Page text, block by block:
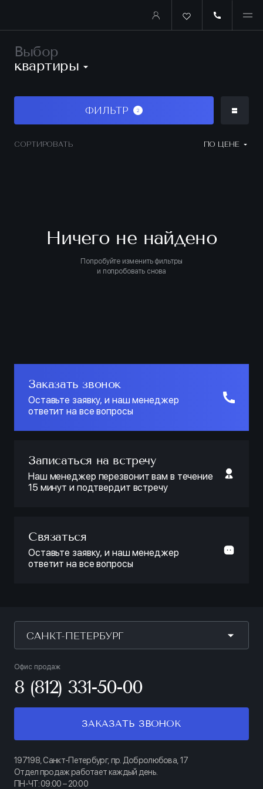
Выбор
квартиры
СОРТИРОВАТЬ ПО ЦЕНЕ
ФИЛЬТР 2
Ничего не найдено
Попробуйте изменить фильтры
и попробовать снова
Заказать звонок
Оставьте заявку, и наш менеджер
ответит на все вопросы
Записаться на встречу
Наш менеджер перезвонит вам в течение
15 минут и подтвердит встречу
Связаться
Оставьте заявку, и наш менеджер
ответит на все вопросы
САНКТ-ПЕТЕРБУРГ
Офис продаж
8 (812) 331-50-00
ЗАКАЗАТЬ ЗВОНОК
197198, Санкт-Петербург, пр. Добролюбова, 17
Отдел продаж работает каждый день.
ПН-ЧТ: 09:00 – 20:00